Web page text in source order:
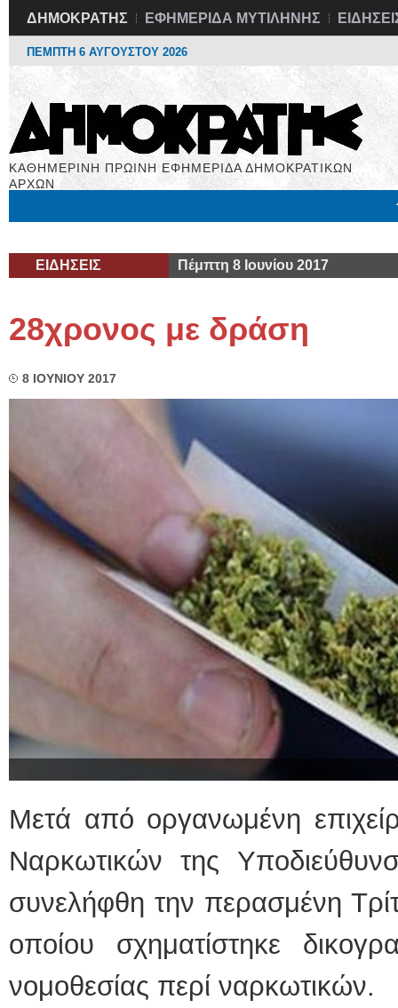
ΔΗΜΟΚΡΑΤΗΣ ΕΦΗΜΕΡΙΔΑ ΜΥΤΙΛΗΝΗΣ
ΠΕΜΠΤΗ 6 ΑΥΓΟΥΣΤΟΥ 2026
ΚΑΘΗΜΕΡΙΝΗ ΠΡΩΙΝΗ ΕΦΗΜΕΡΙΔΑ ΔΗΜΟΚΡΑΤΙΚΩΝ
ΑΡΧΩΝ
ΕΙΔΗΣΕΙΣ Πέμπτη 8 Ιουνίου 2017
28χρονος με δράση
8 ΙΟΥΝΙΟΥ 2017
Μετά από οργανωμένη
Ναρκωτικών της
συνελήφθη την περασμένη
οποίου σχηματίστηκε
νομοθεσίας περί ναρκωτικών.